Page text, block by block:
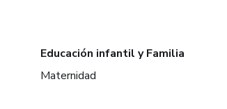
Educación infantil y Familia
Maternidad